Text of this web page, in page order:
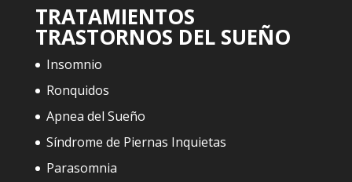
TRATAMIENTOS
TRASTORNOS DEL SUEÑO
Insomnio
Ronquidos
Apnea del Sueño
Síndrome de Piernas Inquietas
Parasomnia